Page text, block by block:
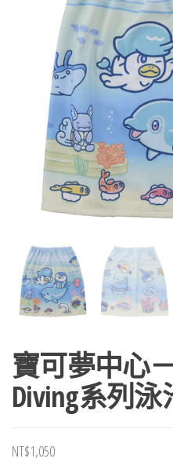
寶可夢中心
Diving系列泳
NT$1,050